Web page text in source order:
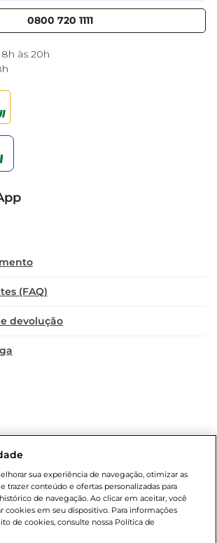
0800 720 1111
às 20h
(FAQ)
devolução
Fotos ilustrativas. Compras sujeitas a
Compras podem ser canceladas em caso
A fim de garantir o acesso de um maior
nossas promoções, a compra de produtos
poderá ter sua quantidade limitada por
e condições são exclusivos para o e-
sua experiência de navegação, otimizar as
trazer conteúdo e ofertas personalizadas para
de navegação. Ao clicar em aceitar, você
cookies em seu dispositivo. Para informações
de cookies, consulte nossa Política de